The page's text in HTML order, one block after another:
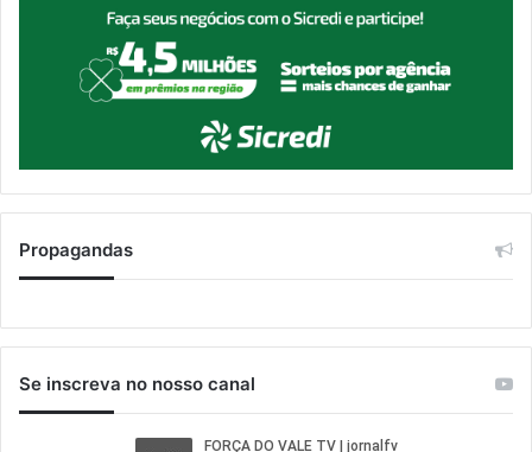
Propagandas
Se inscreva no nosso canal